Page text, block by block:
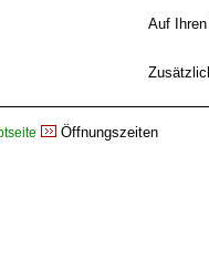
Auf
Öffnungszeiten